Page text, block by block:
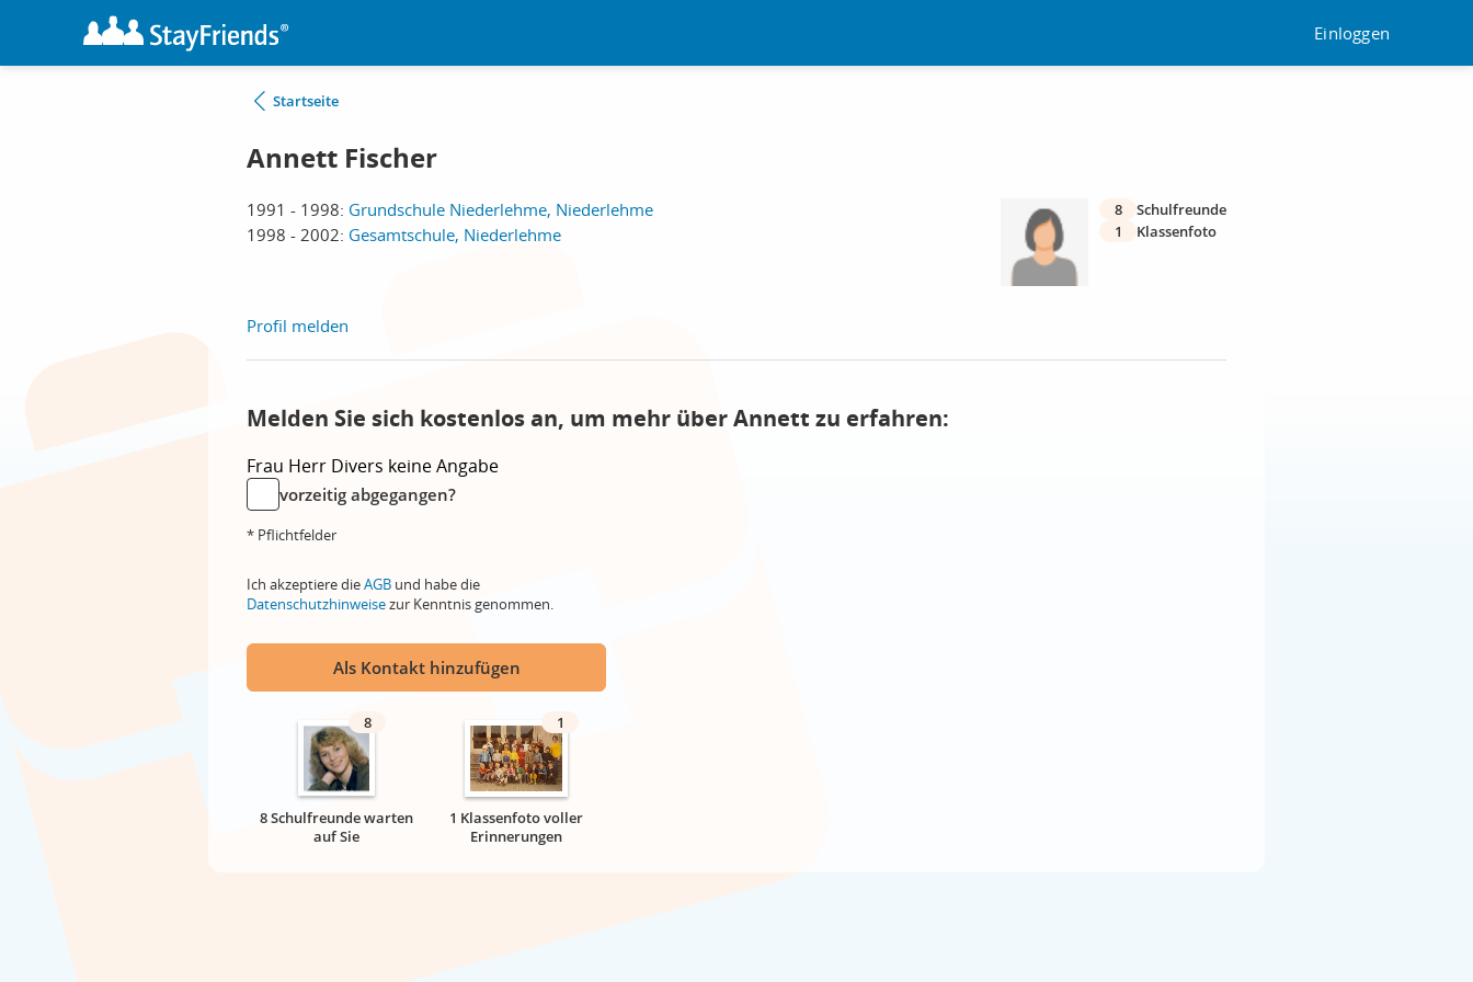
Einloggen
Startseite
Annett Fischer
1991 - 1998: Grundschule Niederlehme, Niederlehme
1998 - 2002: Gesamtschule, Niederlehme
8
Schulfreunde
1
Klassenfoto
Profil melden
Melden Sie sich kostenlos an, um mehr über Annett zu erfahren:
Frau Herr Divers keine Angabe
vorzeitig abgegangen?
* Pflichtfelder
Ich akzeptiere dieAGB und habe die
Datenschutzhinweisezur Kenntnis genommen.
Als Kontakt hinzufügen
8
8 Schulfreunde warten
auf Sie
1
1 Klassenfoto voller
Erinnerungen